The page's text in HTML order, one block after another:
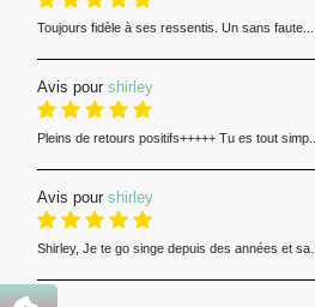
Toujours fidèle à ses ressentis. Un sans faute...
Avis pour shirley
Pleins de retours positifs+++++ Tu es tout simp...
Avis pour shirley
Shirley, Je te go singe depuis des années et sa...